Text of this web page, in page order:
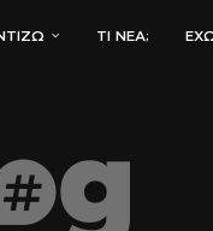
ΤΙ ΝΈΑ;